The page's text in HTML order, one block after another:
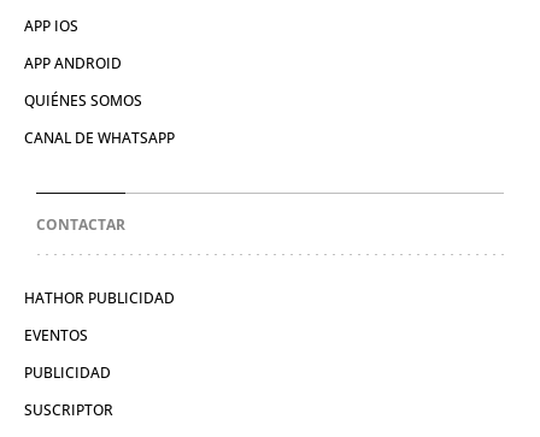
APP IOS
APP ANDROID
QUIÉNES SOMOS
CANAL DE WHATSAPP
CONTACTAR
HATHOR PUBLICIDAD
EVENTOS
PUBLICIDAD
SUSCRIPTOR